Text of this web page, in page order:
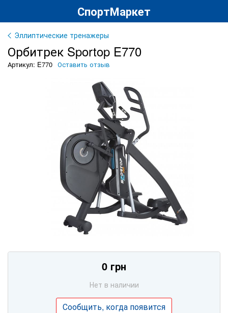
СпортМаркет
Эллиптические тренажеры
Орбитрек Sportop E770
Артикул: E770 Оставить отзыв
0 грн
Нет в наличии
Сообщить, когда появится